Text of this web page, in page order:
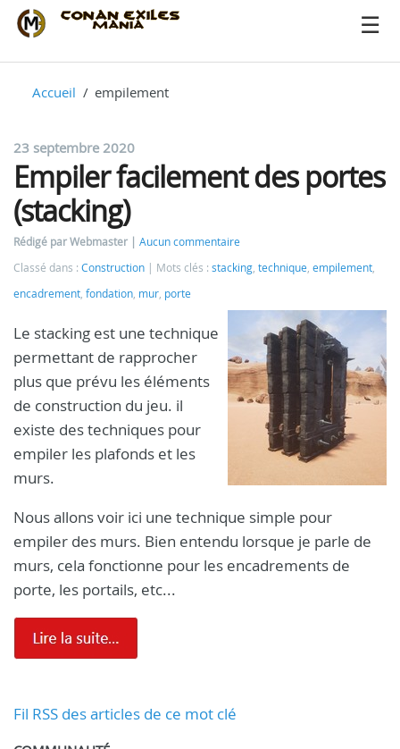
Accueil empilement
23 septembre 2020
Empiler facilement des portes
(stacking)
Rédigé par Webmaster
Aucun commentaire
Classé dans : Construction Mots clés : stacking technique empilement
encadrement fondation mur porte
Le stacking est une technique
permettant de rapprocher
plus que prévu les éléments
de construction du jeu. il
existe des techniques pour
empiler les plafonds et les
murs.
Nous allons voir ici une technique simple pour
empiler des murs. Bien entendu lorsque je parle de
murs, cela fonctionne pour les encadrements de
porte, les portails, etc...
Fil RSS des articles de ce mot clé